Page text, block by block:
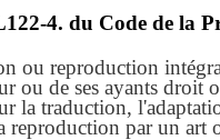
4. du Code de la
ou reproduction
ou de ses ayants droit
la traduction,
reproduction par un art